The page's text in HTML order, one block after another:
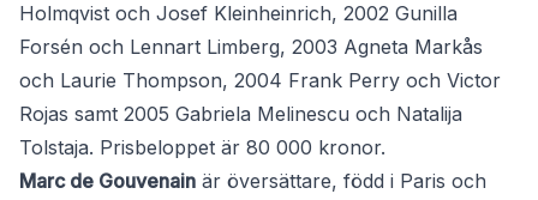
Holmqvist och Josef Kleinheinrich, 2002 Gunilla
Forsén och Lennart Limberg, 2003 Agneta Markås
och Laurie Thompson, 2004 Frank Perry och Victor
Rojas samt 2005 Gabriela Melinescu och Natalija
Tolstaja. Prisbeloppet är 80 000 kronor.
Marc de Gouvenain är översättare, född i Paris och